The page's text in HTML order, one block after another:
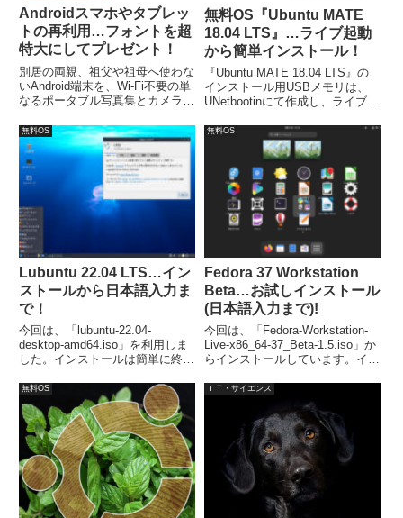
Androidスマホやタブレッ
トの再利用…フォントを超
特大にしてプレゼント！
別居の両親、祖父や祖母へ使わな
いAndroid端末を、Wi-Fi不要の単
なるポータブル写真集とカメラと
システムフォントで、みやすく操
作しやすくします。本体のフォン
トサイズ変更より20％～1000％
に調整可能。
無料OS『Ubuntu MATE
18.04 LTS』…ライブ起動
から簡単インストール！
『Ubuntu MATE 18.04 LTS』の
インストール用USBメモリは、
UNetbootinにて作成し、ライブ起
は最低限、ユーザー情報やパスワ
ードの入力設定だけで、簡単に進
めることも可能の上、日本語入力
まで完了します。
無料OS
Lubuntu 22.04 LTS…イン
ストールから日本語入力ま
で！
今回は、「lubuntu-22.04-
desktop-amd64.iso」を利用しま
した。インストールは簡単に終了
が必要でした。
無料OS
Fedora 37 Workstation
Beta…お試しインストール
(日本語入力まで)!
今回は、「Fedora-Workstation-
Live-x86_64-37_Beta-1.5.iso」か
らインストールしています。イン
題なく完了し、再起動後は日本語
入力できるようになっていまし
無料OS ＩＴ・サイエンス